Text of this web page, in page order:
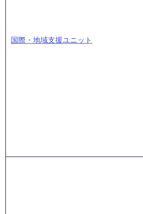
国際・地域支援ユニット